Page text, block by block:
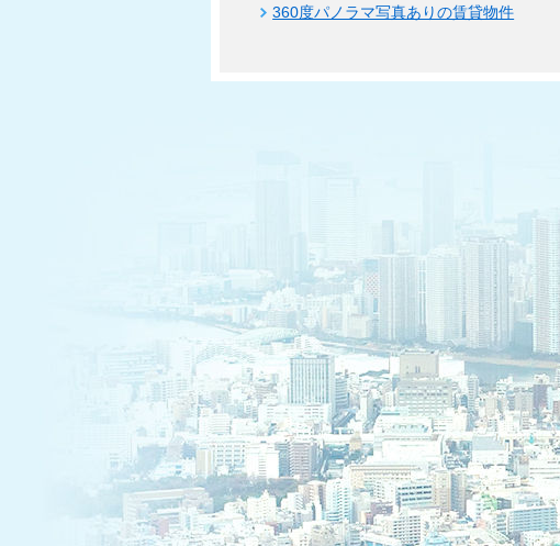
360度パノラマ写真ありの賃貸物件